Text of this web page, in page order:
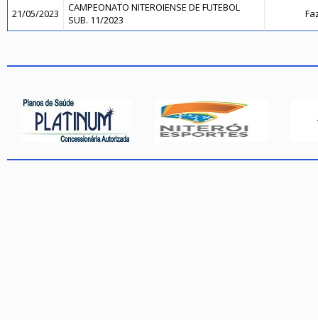
21/05/2023
CAMPEONATO NITEROIENSE DE FUTEBOL
SUB. 11/2023